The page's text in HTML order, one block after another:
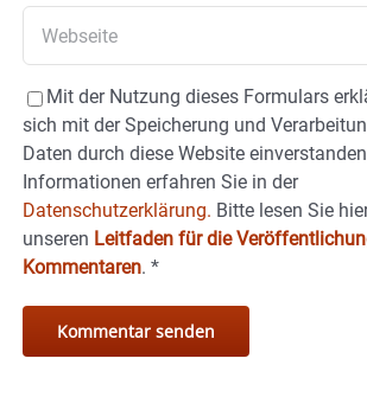
Mit der Nutzung dieses Formulars
sich mit der Speicherung und
Daten durch diese Website
Informationen erfahren Sie in der
Datenschutzerklärung. Bitte lesen Sie
unseren Leitfaden für die
Kommentaren. *